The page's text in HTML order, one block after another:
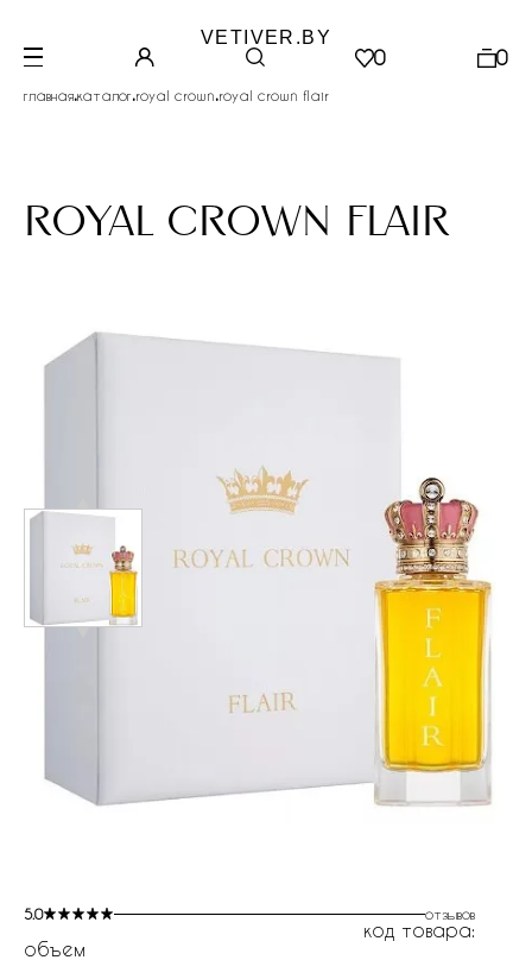
VETIVER.BY
0 0
главная.каталог.royal crown.royal crown flair
royal crown flair
5.0 отзывов
код товара:
объем